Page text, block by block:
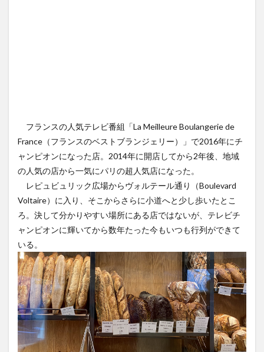
フランスの人気テレビ番組「La Meilleure Boulangerie de
France（フランスのベストブランジェリー）」で2016年にチ
ャンピオンになった店。2014年に開店してから2年後、地域
の人気の店から一気にパリの超人気店になった。
レピュビュリック広場からヴォルテール通り（Boulevard
Voltaire）に入り、そこからさらに小道へと少し歩いたとこ
ろ。決して分かりやすい場所にある店ではないが、テレビチ
ャンピオンに輝いてから数年たった今もいつも行列ができて
いる。